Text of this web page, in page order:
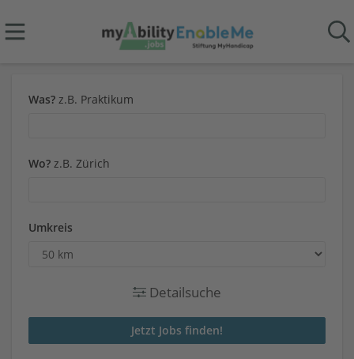
Was? z.B. Praktikum
Wo? z.B. Zürich
Umkreis
Detailsuche